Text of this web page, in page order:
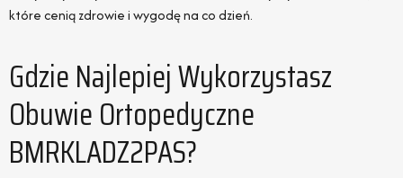
które cenią zdrowie i wygodę na co dzień.
Gdzie Najlepiej Wykorzystasz
Obuwie Ortopedyczne
BMRKLADZ2PAS?